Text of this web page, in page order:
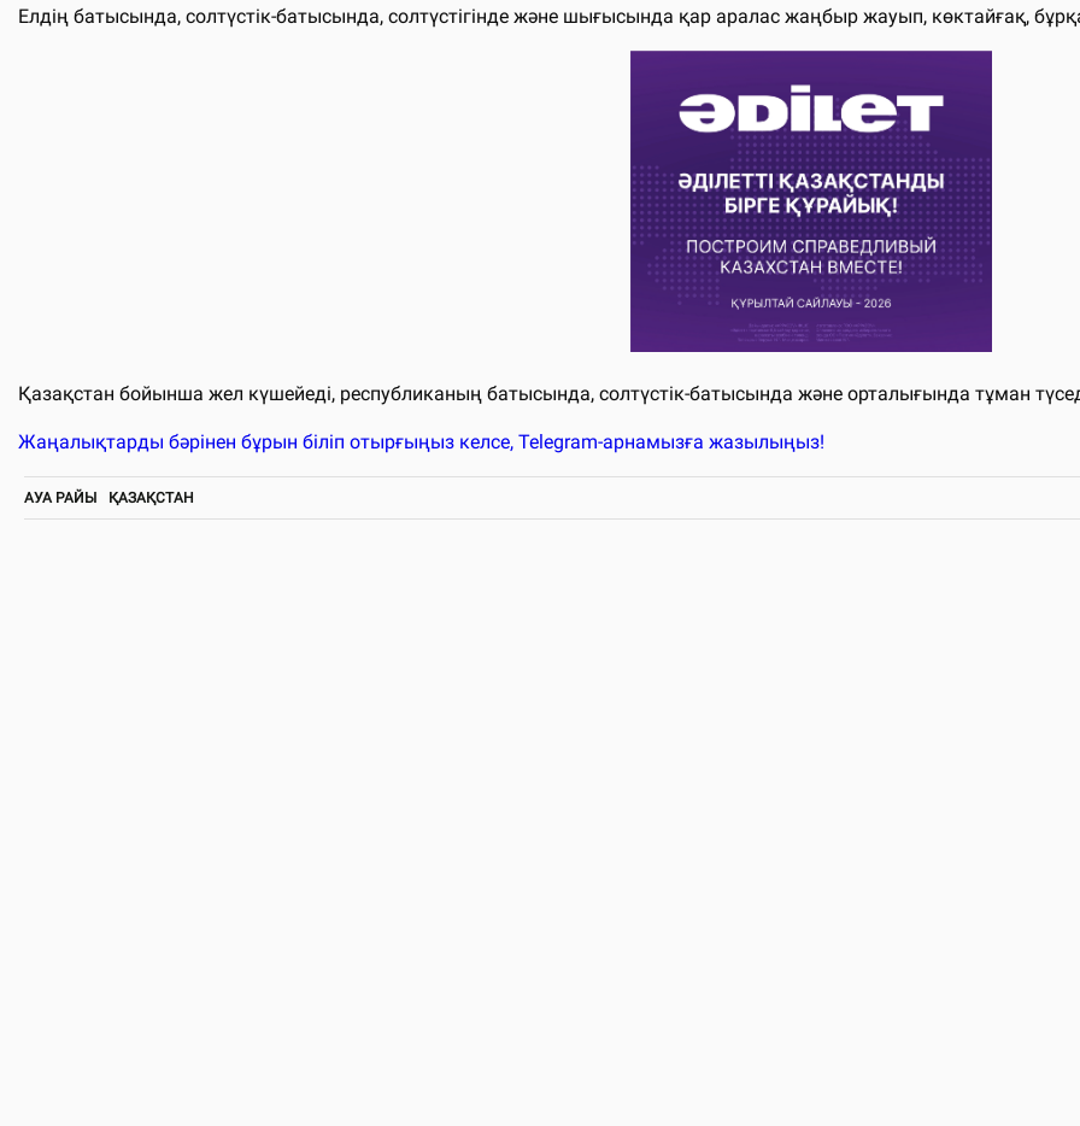
Елдің батысында, солтүстік-батысында, солтүстігінде және шығысында қар аралас жаңбыр жауып, көктайғақ,
Қазақстан бойынша жел күшейеді, республиканың батысында, солтүстік-батысында және орталығында тұман
Жаңалықтарды бәрінен бұрын біліп отырғыңыз келсе, Telegram-арнамызға жазылыңыз!
АУА РАЙЫ ҚАЗАҚСТАН